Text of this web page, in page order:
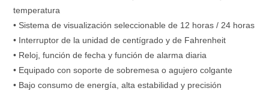
temperatura
• Sistema de visualización seleccionable de 12 horas / 24 horas
• Interruptor de la unidad de centígrado y de Fahrenheit
• Reloj, función de fecha y función de alarma diaria
• Equipado con soporte de sobremesa o agujero colgante
• Bajo consumo de energía, alta estabilidad y precisión